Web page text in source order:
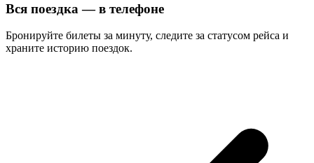
Вся поездка — в телефоне
Бронируйте билеты за минуту, следите за статусом рейса и
храните историю поездок.